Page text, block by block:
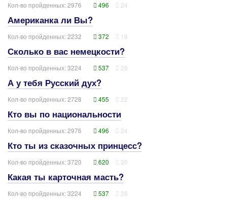
Кол-во пройденных: 2976 496 24
Американка ли Вы?
Кол-во пройденных: 2232 372 18
Сколько в вас немецкости?
Кол-во пройденных: 3224 537 26
А у тебя Русский дух?
Кол-во пройденных: 2728 455 22
Кто вы по национальности
Кол-во пройденных: 2976 496 24
Кто ты из сказочных принцесс?
Кол-во пройденных: 3720 620 30
Какая ты карточная масть?
Кол-во пройденных: 3224 537 26